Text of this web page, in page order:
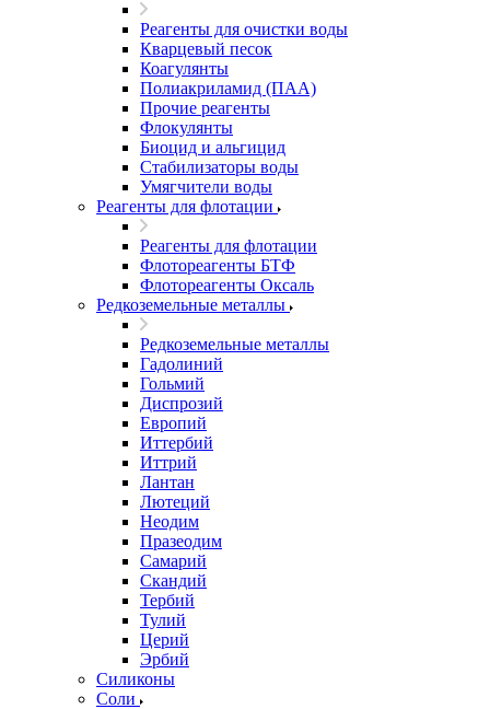
Реагенты для очистки воды
Кварцевый песок
Коагулянты
Полиакриламид (ПАА)
Прочие реагенты
Флокулянты
Биоцид и альгицид
Стабилизаторы воды
Умягчители воды
Реагенты для флотации
Реагенты для флотации
Флотореагенты БТФ
Флотореагенты Оксаль
Редкоземельные металлы
Редкоземельные металлы
Гадолиний
Гольмий
Диспрозий
Европий
Иттербий
Иттрий
Лантан
Лютеций
Неодим
Празеодим
Самарий
Скандий
Тербий
Тулий
Церий
Эрбий
Силиконы
Соли